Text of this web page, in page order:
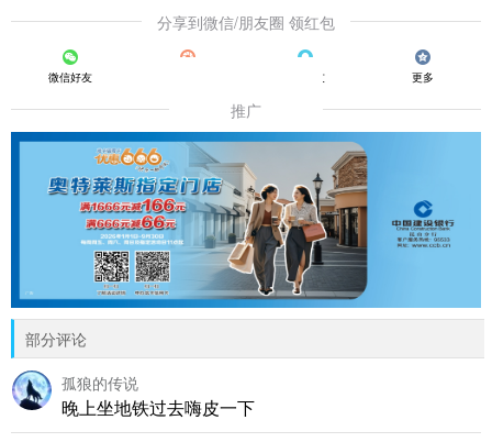
分享到微信/朋友圈 领红包
微信好友 QQ好友 更多
推广
部分评论
孤狼的传说
晚上坐地铁过去嗨皮一下